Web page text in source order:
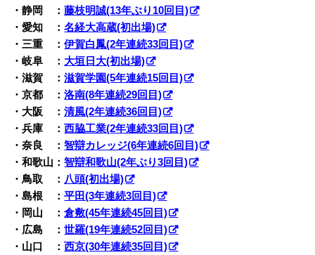
・静岡 ：藤枝明誠(13年ぶり10回目)
・愛知 ：名経大高蔵(初出場)
・三重 ：伊賀白鳳(2年連続33回目)
・岐阜 ： 大垣日大(初出場)
・滋賀 ：滋賀学園(5年連続15回目)
・京都 ：洛南(8年連続29回目)
・大阪 ：清風(2年連続36回目)
・兵庫 ：西脇工業(2年連続33回目)
・奈良 ：智辯カレッジ(6年連続6回目)
・和歌山：智辯和歌山(2年ぶり3回目)
・鳥取 ： 八頭(初出場)
・島根 ：平田(3年連続3回目)
・岡山 ：倉敷(45年連続45回目)
・広島 ：世羅(19年連続52回目)
・山口 ：西京(30年連続35回目)